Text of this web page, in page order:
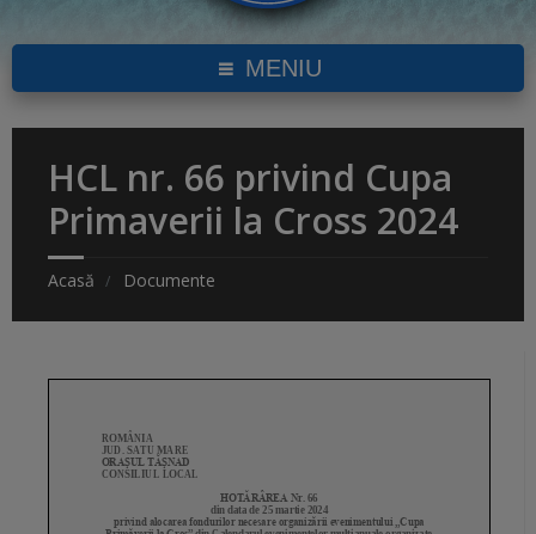
MENIU
HCL nr. 66 privind Cupa
Primaverii la Cross 2024
Acasă Documente